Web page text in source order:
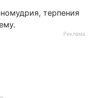
терпения
Реклама